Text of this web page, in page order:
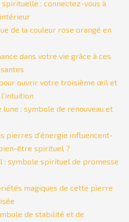
spirituelle : connectez-vous à
de la couleur rose orangé en
dans votre vie grâce à ces
ouvrir votre troisième œil et
lune : symbole de renouveau et
pierres d’énergie influencent-
être spirituel ?
: symbole spirituel de promesse
magiques de cette pierre
de stabilité et de